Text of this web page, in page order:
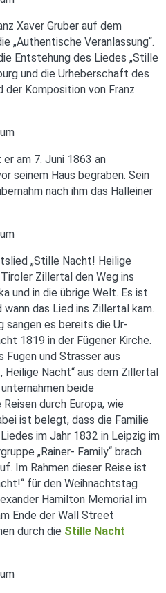
Xaver Gruber auf dem
„Authentische Veranlassung“.
Entstehung des Liedes „Stille
und die Urheberschaft des
Komposition von Franz
am 7. Juni 1863 an
seinem Haus begraben. Sein
nach ihm das Halleiner
„Stille Nacht! Heilige
Zillertal den Weg ins
und in die übrige Welt. Es ist
das Lied ins Zillertal kam.
sangen es bereits die Ur-
1819 in der Fügener Kirche.
Fügen und Strasser aus
Heilige Nacht“ aus dem Zillertal
beide
durch Europa, wie
ist belegt, dass die Familie
im Jahr 1832 in Leipzig im
„Rainer- Family“ brach
Im Rahmen dieser Reise ist
für den Weihnachtstag
Hamilton Memorial im
Ende der Wall Street
durch die Stille Nacht